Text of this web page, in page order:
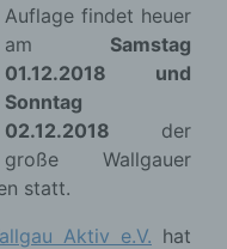
Auflage findet heuer
am Samstag
01.12.2018 und
Sonntag
02.12.2018 der
große Wallgauer
statt.
Aktiv e.V. hat